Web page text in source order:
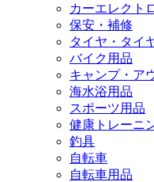
カーエレクト
保安・補修
タイヤ・タイ
バイク用品
キャンプ・ア
海水浴用品
スポーツ用品
健康トレーニ
釣具
自転車
自転車用品